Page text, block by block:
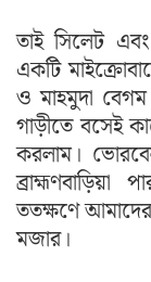
তাই সিলেট
একটি
ও মাহমুদা
গাড়ীতে বসেই
করলাম।
ততক্ষণে
মজার।